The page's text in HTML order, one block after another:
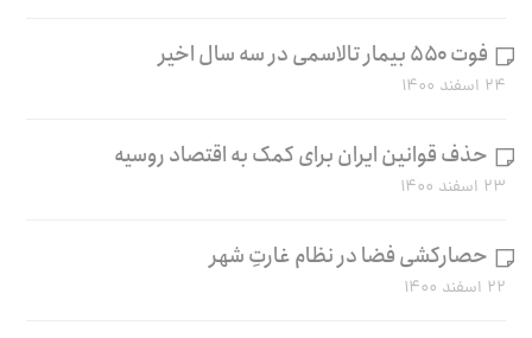
فوت ۵۵۰ بیمار تالاسمی در سه سال اخیر
۲۴ اسفند ۱۴۰۰
حذف قوانین ایران برای کمک به اقتصاد روسیه
۲۳ اسفند ۱۴۰۰
حصارکشی فضا در نظام غارتِ شهر
۲۲ اسفند ۱۴۰۰